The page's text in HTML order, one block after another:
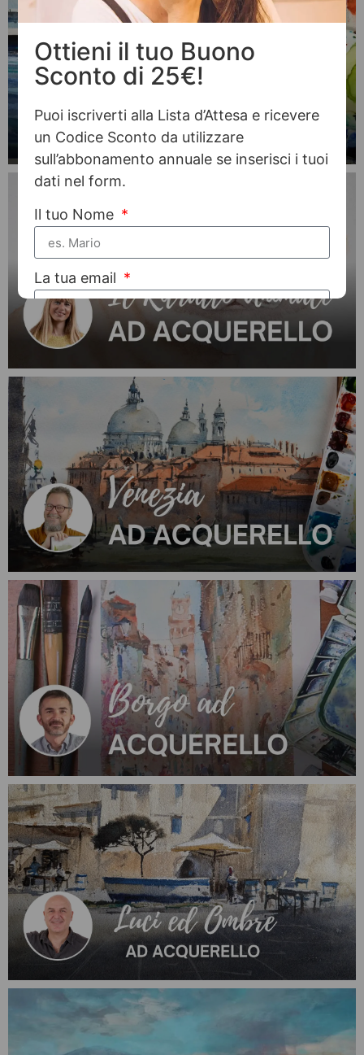
Ottieni il tuo Buono
Sconto di 25€!
Puoi iscriverti alla Lista d’Attesa e ricevere
un Codice Sconto da utilizzare
sull’abbonamento annuale se inserisci i tuoi
dati nel form.
Il tuo Nome
La tua email
Il tuo Telefono
Vuoi imparare a dipingere e disegnare?
Si, con dei videocorsi
Si, anche con un'insegnante
Non in questo momento
Ho letto e accetto l'informativa Privacy
Sblocca lo sconto!
Valutazione di 4.8 su 5 con oltre 250 recensioni
Trustpilot